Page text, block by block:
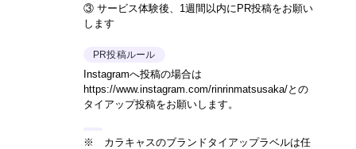
③ サービス体験後、1週間以内にPR投稿をお願い
します
PR投稿ルール
Instagramへ投稿の場合は
https://www.instagram.com/rinrinmatsusaka/との
タイアップ投稿をお願いします。
※ カラキャスのブランドタイアップラベルは任